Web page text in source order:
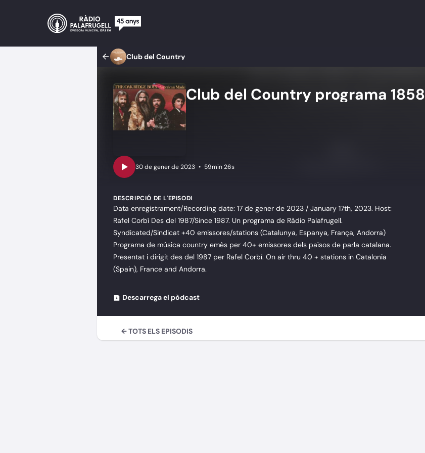
Club del Country
Club del Country programa 1858
• 59min 26s
DESCRIPCIÓ DE L'EPISODI
Data enregistrament/Recording date: 17 de gener de 2023 / January 17th, 2023. Host:
Rafel Corbí Des del 1987/Since 1987. Un programa de Ràdio Palafrugell.
Syndicated/Sindicat +40 emissores/stations (Catalunya, Espanya, França, Andorra)
Programa de música country emès per 40+ emissores dels països de parla catalana.
Presentat i dirigit des del 1987 per Rafel Corbí. On air thru 40 + stations in Catalonia
(Spain), France and Andorra.
Descarrega el pòdcast
← TOTS ELS EPISODIS